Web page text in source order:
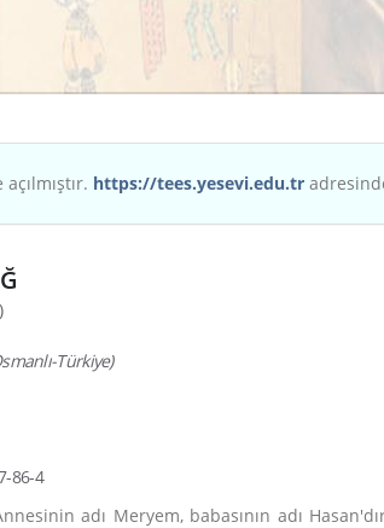
https://tees.yesevi.edu.tr
Türkiye)
86-4
adı Meryem, babasının adı